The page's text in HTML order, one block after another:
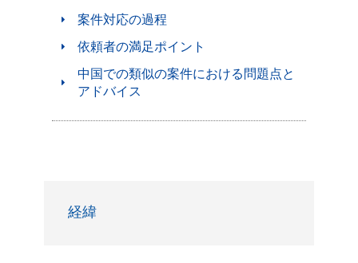
案件対応の過程
依頼者の満足ポイント
中国での類似の案件における問題点と
アドバイス
経緯